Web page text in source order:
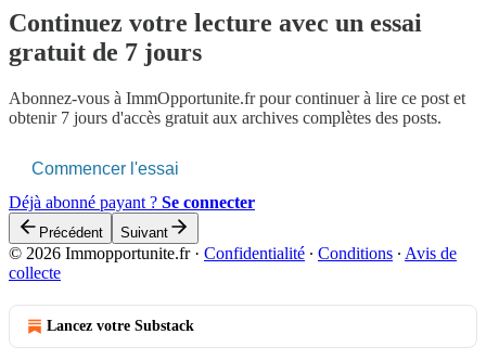
Continuez votre lecture avec un essai
gratuit de 7 jours
Abonnez-vous à ImmOpportunite.frpour continuer à lire ce post et
obtenir 7 jours d'accès gratuit aux archives complètes des posts.
Commencer l'essai
Déjà abonné payant ? Se connecter
Précédent Suivant
© 2026 Immopportunite.fr· Confidentialité ∙ Conditions ∙ Avis de
collecte
Lancez votre Substack